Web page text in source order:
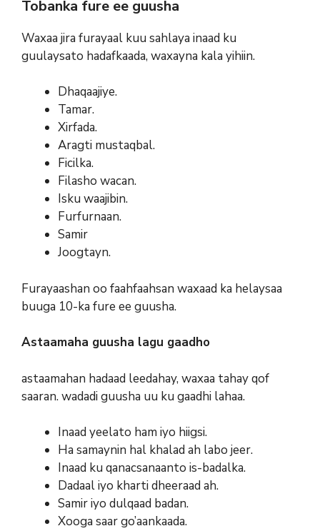
Tobanka fure ee guusha
Waxaa jira furayaal kuu sahlaya inaad ku
guulaysato hadafkaada, waxayna kala yihiin.
Dhaqaajiye.
Tamar.
Xirfada.
Aragti mustaqbal.
Ficilka.
Filasho wacan.
Isku waajibin.
Furfurnaan.
Samir
Joogtayn.
Furayaashan oo faahfaahsan waxaad ka helaysaa
buuga 10-ka fure ee guusha.
Astaamaha guusha lagu gaadho
astaamahan hadaad leedahay, waxaa tahay qof
saaran. wadadi guusha uu ku gaadhi lahaa.
Inaad yeelato ham iyo hiigsi.
Ha samaynin hal khalad ah labo jeer.
Inaad ku qanacsanaanto is-badalka.
Dadaal iyo kharti dheeraad ah.
Samir iyo dulqaad badan.
Xooga saar go’aankaada.